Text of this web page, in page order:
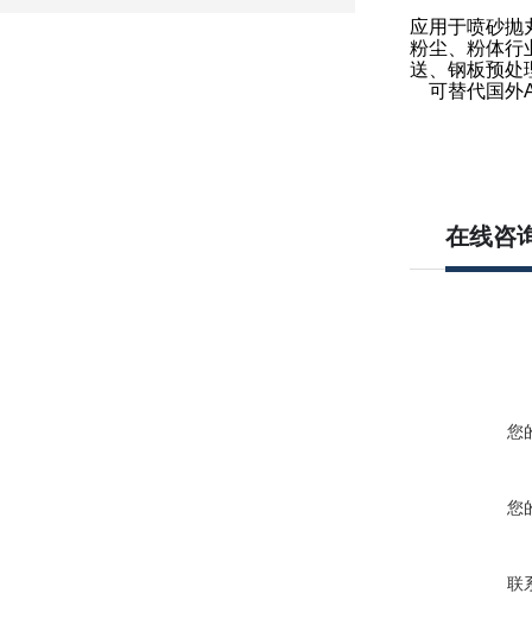
应用于喷砂抛
粉尘、粉体行
送、钢板预处
可替代国外
在线咨
您
您
联